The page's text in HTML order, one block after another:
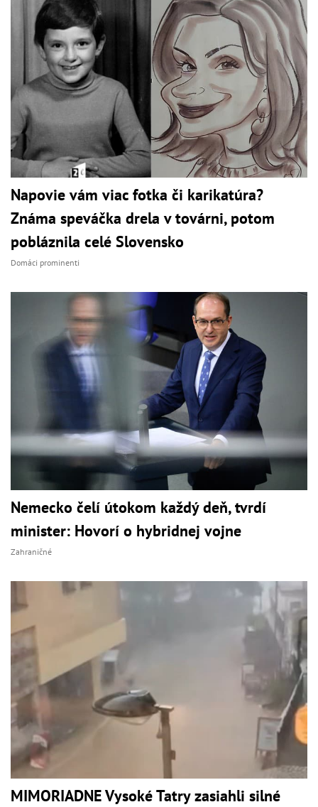
Napovie vám viac fotka či karikatúra?
Známa speváčka drela v továrni, potom
pobláznila celé Slovensko
Domáci prominenti
Nemecko čelí útokom každý deň, tvrdí
minister: Hovorí o hybridnej vojne
Zahraničné
MIMORIADNE Vysoké Tatry zasiahli silné